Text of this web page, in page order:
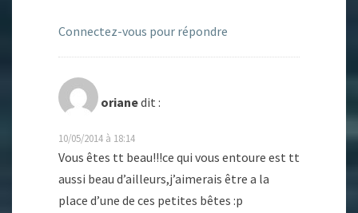
Connectez-vous pour répondre
orianedit :
10/05/2014 à 18:14
Vous êtes tt beau!!!ce qui vous entoure est tt
aussi beau d’ailleurs,j’aimerais être a la
place d’une de ces petites bêtes :p